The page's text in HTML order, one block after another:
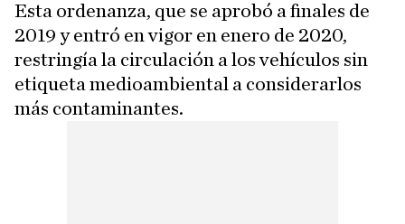
Esta ordenanza, que se aprobó a finales de
2019 y entró en vigor en enero de 2020,
restringía la circulación a los vehículos sin
etiqueta medioambiental a considerarlos
más contaminantes.